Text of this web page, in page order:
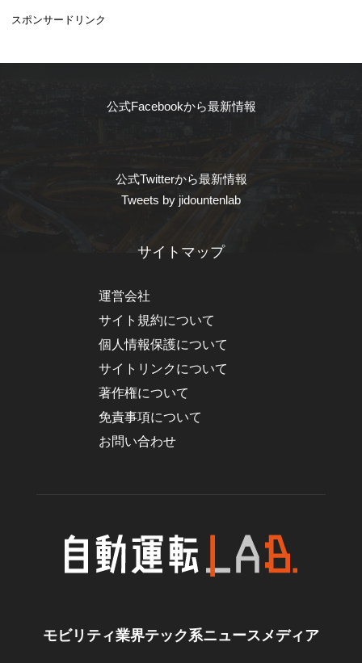
スポンサードリンク
公式Facebookから最新情報
公式Twitterから最新情報
Tweets by jidountenlab
サイトマップ
運営会社
サイト規約について
個人情報保護について
サイトリンクについて
著作権について
免責事項について
お問い合わせ
モビリティ業界テック系ニュースメディア